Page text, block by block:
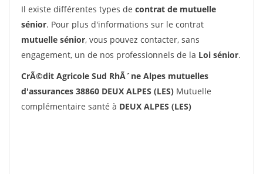
Il existe différentes types de contrat de mutuelle
sénior. Pour plus d'informations sur le contrat
mutuelle sénior, vous pouvez contacter, sans
engagement, un de nos professionnels de la Loi sénior.
CrÃ©dit Agricole Sud RhÃ´ne Alpes mutuelles
d'assurances 38860 DEUX ALPES (LES) Mutuelle
complémentaire santé à DEUX ALPES (LES)